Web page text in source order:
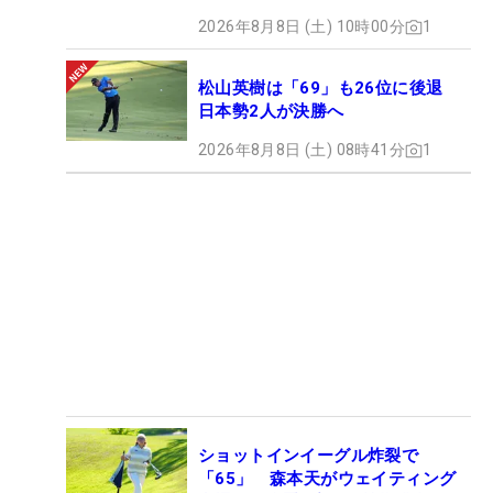
2026年8月8日 (土) 10時00分 1
松山英樹は「69」も26位に後退
日本勢2人が決勝へ
2026年8月8日 (土) 08時41分 1
ショットインイーグル炸裂で
「65」 森本天がウェイティング